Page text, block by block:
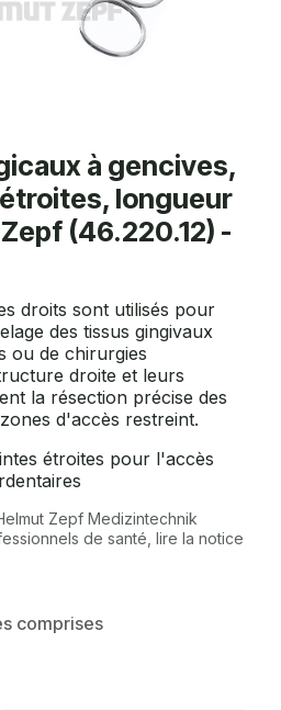
à gencives,
longueur
(46.220.12) -
droits sont utilisés pour
des tissus gingivaux
ou de chirurgies
droite et leurs
la résection précise des
d'accès restreint.
étroites pour l'accès
Zepf Medizintechnik
de santé, lire la notice
comprises